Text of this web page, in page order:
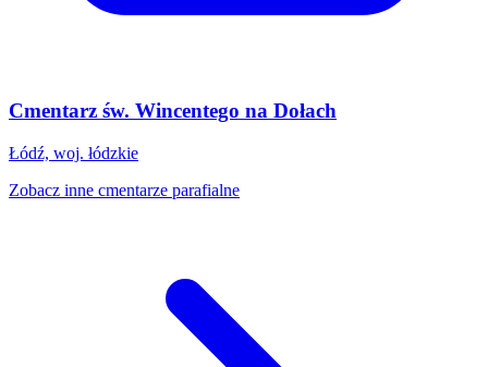
Cmentarz św. Wincentego na Dołach
Łódź, woj. łódzkie
Zobacz inne cmentarze parafialne